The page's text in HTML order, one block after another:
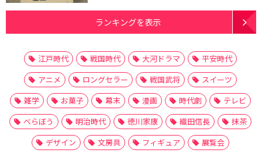
ランキングを表示
江戸時代 戦国時代 大河ドラマ
平安時代
アニメ
ロングセラー 戦国武将
スイーツ
雑学
お菓子 幕末 漫画 時代劇
テレビ
べらぼう
明治時代 徳川家康 織田信長
抹茶
デザイン
文房具 フィギュア
展覧会